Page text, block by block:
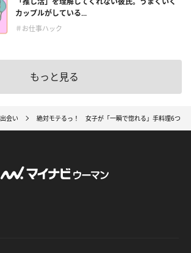
カップルがしている...
＃お仕事ハック
もっと見る
出会い 絶対モテるっ！ 女子が「一瞬で惚れる」手料理6つ